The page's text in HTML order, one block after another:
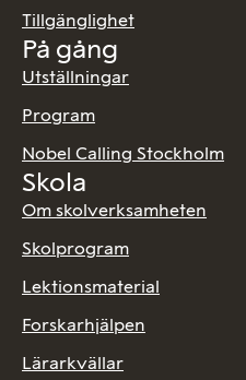
Tillgänglighet
På gång
Utställningar
Program
Nobel Calling Stockholm
Skola
Om skolverksamheten
Skolprogram
Lektionsmaterial
Forskarhjälpen
Lärarkvällar